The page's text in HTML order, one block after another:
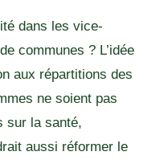
dans les vice-
communes ? L’idée
aux répartitions des
ne soient pas
sur la santé,
aussi réformer le